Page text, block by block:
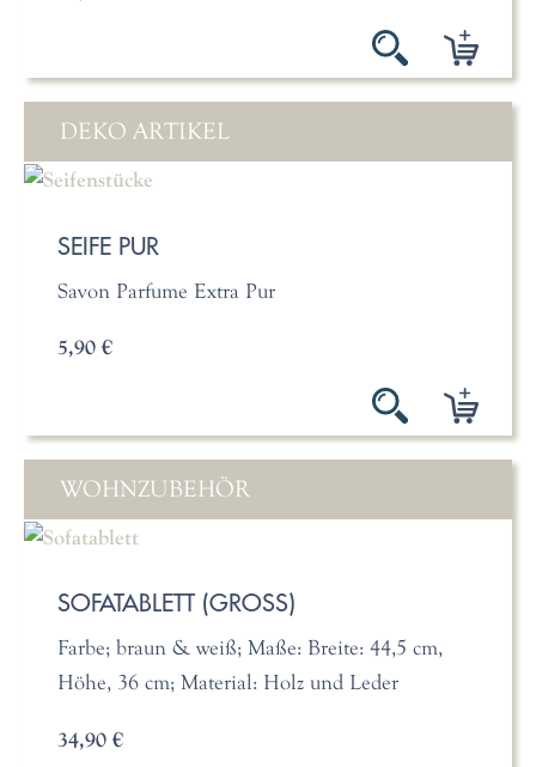
DEKO ARTIKEL
SEIFE PUR
Savon Parfume Extra Pur
5,90 €
WOHNZUBEHÖR
SOFATABLETT (GROSS)
Farbe; braun & weiß; Maße: Breite: 44,5 cm,
Höhe, 36 cm; Material: Holz und Leder
34,90 €